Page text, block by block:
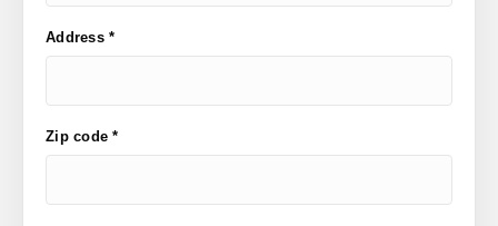
Address *
Zip code *